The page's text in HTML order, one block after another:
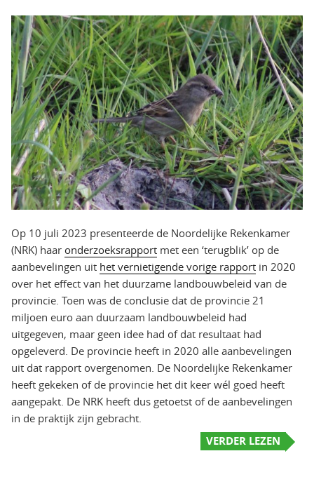
Op 10 juli 2023 presenteerde de Noordelijke Rekenkamer
(NRK) haar onderzoeksrapport met een ‘terugblik’ op de
aanbevelingen uit het vernietigende vorige rapport in 2020
over het effect van het duurzame landbouwbeleid van de
provincie. Toen was de conclusie dat de provincie 21
miljoen euro aan duurzaam landbouwbeleid had
uitgegeven, maar geen idee had of dat resultaat had
opgeleverd. De provincie heeft in 2020 alle aanbevelingen
uit dat rapport overgenomen. De Noordelijke Rekenkamer
heeft gekeken of de provincie het dit keer wél goed heeft
aangepakt. De NRK heeft dus getoetst of de aanbevelingen
in de praktijk zijn gebracht.
VERDER LEZEN